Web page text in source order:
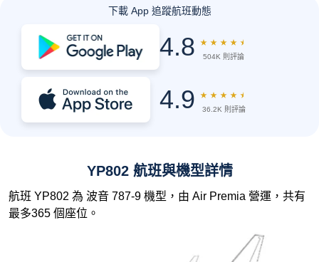
下載 App 追蹤航班動態
4.8 ★ ★ ★ ★ ★
504K 則評論
4.9 ★ ★ ★ ★ ★
36.2K 則評論
YP802 航班與機型詳情
航班 YP802 為 波音 787-9 機型，由 Air Premia 營運，共有
最多365 個座位。